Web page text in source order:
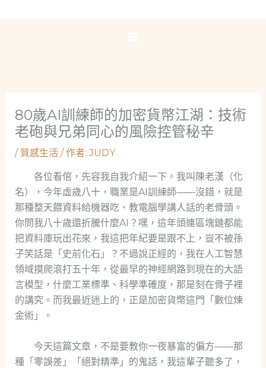
80歲AI訓練師的加密貨幣江湖：技術
老砲與兄弟同心的風險控管秘辛
/ 質感生活/ 作者:JUDY
各位看倌，先容我自我介紹一下。我叫陳老漢（化
名），今年虛歲八十，職業是AI訓練師——沒錯，就是
那種整天餵資料給機器吃、教電腦學講人話的老骨頭。
你問我八十歲還折騰什麼AI？嘿，這年頭連區塊鏈都能
把資料庫玩出花來，我這把年紀要是跟不上，豈不被孫
子笑話是「史前化石」？不過說正經的，我在人工智慧
領域摸爬滾打五十年，從最早的神經網路到現在的大語
言模型，什麼工業標準、科學準確度，那是刻在骨子裡
的講究。而我最近迷上的，正是加密貨幣這門「數位煉
金術」。
今天這篇文章，不是要教你一夜暴富的偏方——那
種「零誤差」「絕對精準」的鬼話，我這輩子聽多了，